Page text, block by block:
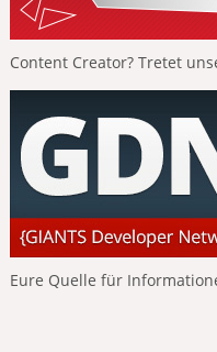
Content Creator? Tretet
Eure Quelle für